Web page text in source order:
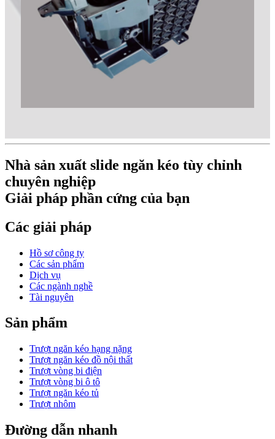
Nhà sản xuất slide ngăn kéo tùy chỉnh
chuyên nghiệp
Giải pháp phần cứng của bạn
Các giải pháp
Hồ sơ công ty
Các sản phẩm
Dịch vụ
Các ngành nghề
Tài nguyên
Sản phẩm
Trượt ngăn kéo hạng nặng
Trượt ngăn kéo đồ nội thất
Trượt vòng bi điện
Trượt vòng bi ô tô
Trượt ngăn kéo tủ
Trượt nhôm
Đường dẫn nhanh